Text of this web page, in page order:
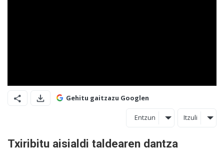
Gehitu gaitzazu Googlen
Entzun Itzuli
Txiribitu aisialdi taldearen dantza